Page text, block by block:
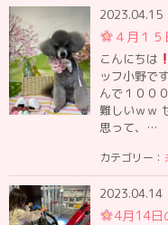
2023.04.15
４月１
こんにちは
ッフ小野です
んで１００
難しいｗｗ
思って、…
カテゴリー：
2023.04.14
4月14日